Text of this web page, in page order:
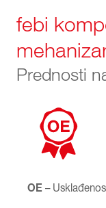
febi
Prednosti
OE –